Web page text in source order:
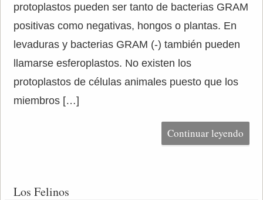
protoplastos pueden ser tanto de bacterias GRAM
positivas como negativas, hongos o plantas. En
levaduras y bacterias GRAM (-) también pueden
llamarse esferoplastos. No existen los
protoplastos de células animales puesto que los
miembros […]
Continuar leyendo
Los Felinos